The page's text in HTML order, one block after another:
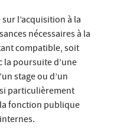
l’acquisition à la
nécessaires à la
compatible, soit
la poursuite d’une
stage ou d’un
particulièrement
fonction publique